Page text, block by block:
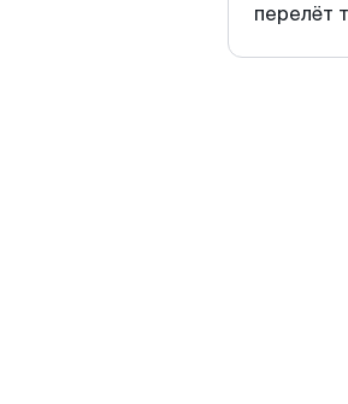
перелёт